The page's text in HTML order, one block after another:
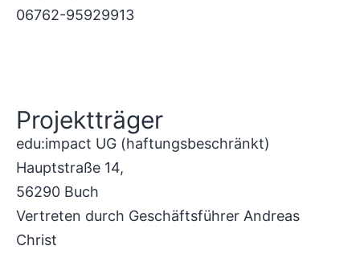
06762-95929913
Projektträger
edu:impact UG (haftungsbeschränkt)
Hauptstraße 14,
56290 Buch
Vertreten durch Geschäftsführer Andreas
Christ